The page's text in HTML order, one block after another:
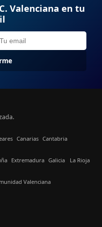
Valenciana en tu
Canarias Cantabria
Extremadura Galicia La Rioja
Valenciana